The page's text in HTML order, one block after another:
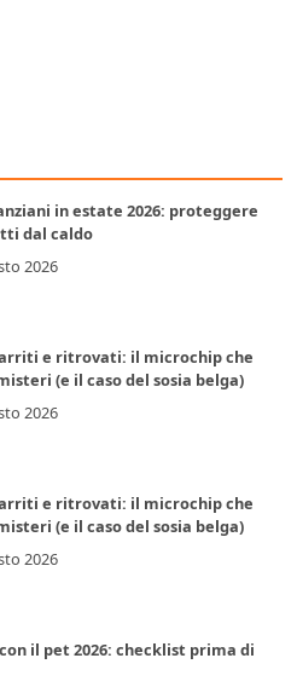
in estate 2026: proteggere
dal caldo
2026
e ritrovati: il microchip che
(e il caso del sosia belga)
2026
e ritrovati: il microchip che
(e il caso del sosia belga)
2026
il pet 2026: checklist prima di